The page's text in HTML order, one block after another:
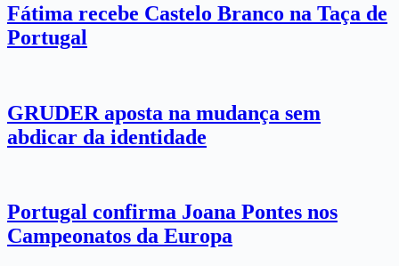
Fátima recebe Castelo Branco na Taça de
Portugal
GRUDER aposta na mudança sem
abdicar da identidade
Portugal confirma Joana Pontes nos
Campeonatos da Europa